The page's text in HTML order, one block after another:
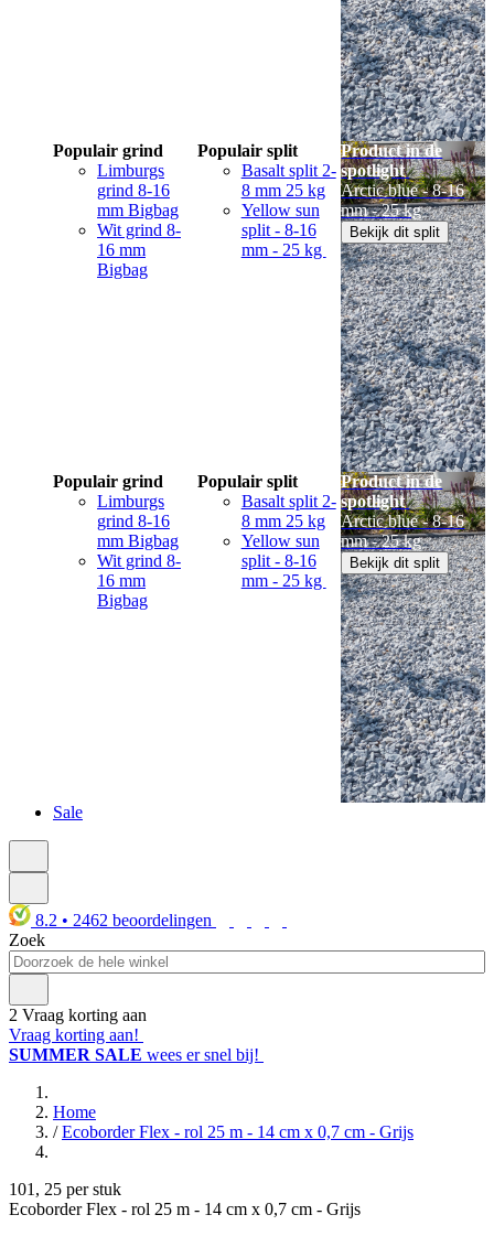
Populair grind
Limburgs
grind 8-16
mm Bigbag
Wit grind 8-
16 mm
Bigbag
Populair split
Basalt split 2-
8 mm 25 kg
Yellow sun
split - 8-16
mm - 25 kg
Product in de
spotlight
Arctic blue - 8-16
mm - 25 kg
Bekijk dit split
Populair grind
Limburgs
grind 8-16
mm Bigbag
Wit grind 8-
16 mm
Bigbag
Populair split
Basalt split 2-
8 mm 25 kg
Yellow sun
split - 8-16
mm - 25 kg
Product in de
spotlight
Arctic blue - 8-16
mm - 25 kg
Bekijk dit split
Sale
8.2 • 2462 beoordelingen
Zoek
2 Vraag korting aan
Vraag korting aan!
SUMMER SALE wees er snel bij!
Home
/ Ecoborder Flex - rol 25 m - 14 cm x 0,7 cm - Grijs
101 , 25 per stuk
Ecoborder Flex - rol 25 m - 14 cm x 0,7 cm - Grijs